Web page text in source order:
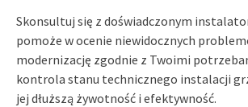
Skonsultuj się z doświadczonym
pomoże w ocenie niewidocznych
modernizację zgodnie z Twoimi
kontrola stanu technicznego instalacji
jej dłuższą żywotność i efektywność.